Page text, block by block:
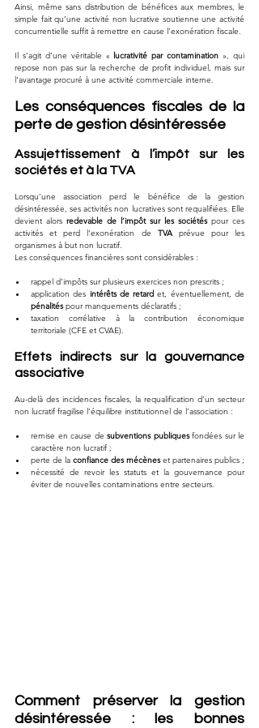
Ainsi, même sans distribution de bénéfices aux membres, le
simple fait qu’une activité non lucrative soutienne une activité
concurrentielle suffit à remettre en cause l’exonération fiscale.
Il s’agit d’une véritable « lucrativité par contamination », qui
repose non pas sur la recherche de profit individuel, mais sur
l’avantage procuré à une activité commerciale interne.
Les conséquences fiscales de la
perte de gestion désintéressée
Assujettissement à l’impôt sur les
sociétés et à la TVA
Lorsqu’une association perd le bénéfice de la gestion
désintéressée, ses activités non lucratives sont requalifiées. Elle
devient alors redevable de l’impôt sur les sociétés pour ces
activités et perd l’exonération de TVA prévue pour les
organismes à but non lucratif.
Les conséquences financières sont considérables :
rappel d’impôts sur plusieurs exercices non prescrits ;
application des intérêts de retard
pénalités pour manquements déclaratifs ;
taxation corrélative à la contribution économique
territoriale (CFE et CVAE).
Effets indirects sur la gouvernance
associative
Au-delà des incidences fiscales, la requalification d’un secteur
non lucratif fragilise l’équilibre institutionnel de l’association :
remise en cause de subventions publiques fondées sur le
caractère non lucratif ;
perte de la confiance des mécènes et partenaires publics ;
nécessité de revoir les statuts et la gouvernance pour
éviter de nouvelles contaminations entre secteurs.
Comment préserver la gestion
désintéressée : les bonnes